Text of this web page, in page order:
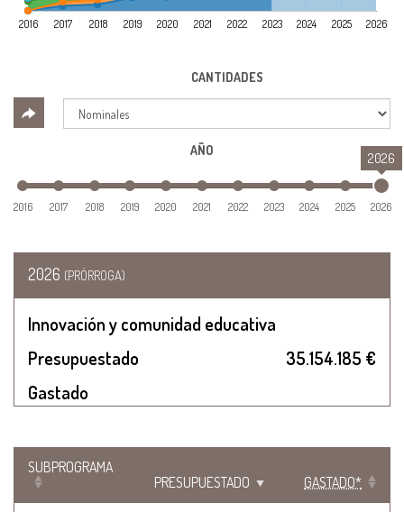
2016 2017 2018 2019 2020 2021 2022 2023 2024 2025 2026
CANTIDADES
AÑO 2026
2016 2017 2018 2019 2020 2021 2022 2023 2024 2025 2026
2026 (PRÓRROGA)
Innovación y comunidad educativa
Presupuestado
35.154.185 €
Gastado
SUBPROGRAMA
PRESUPUESTADO
GASTADO*